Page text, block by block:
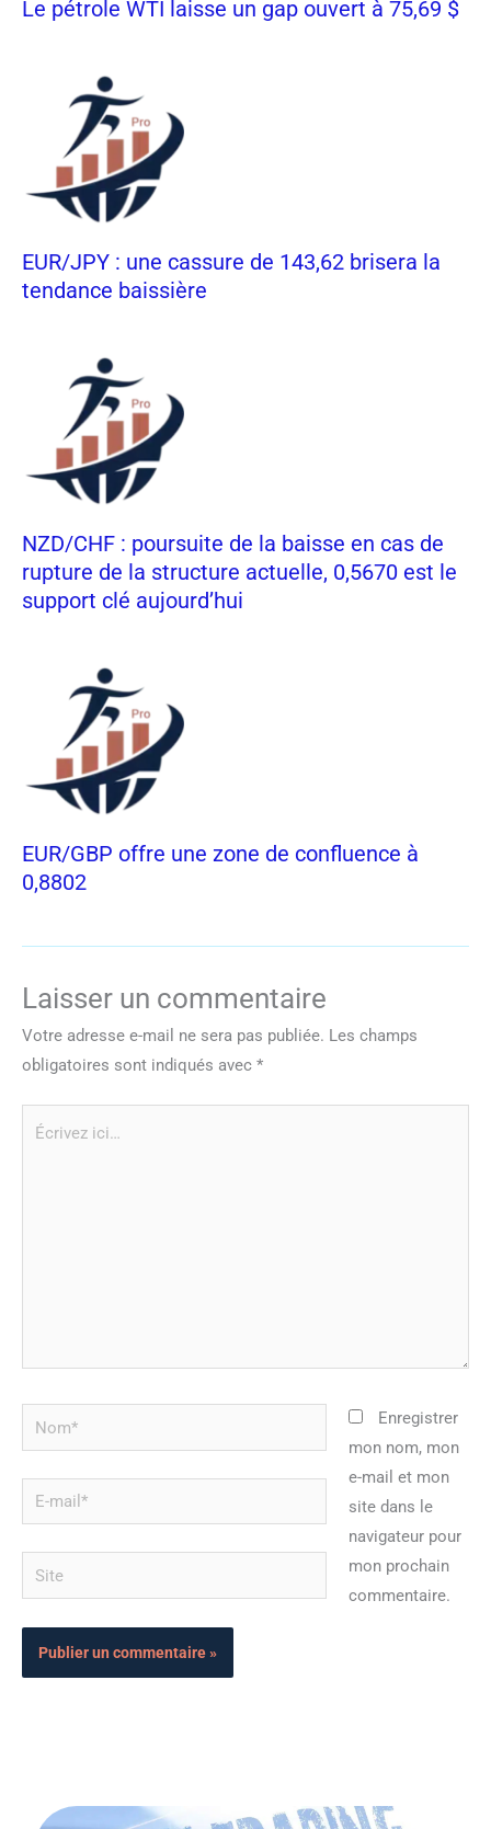
Le pétrole WTI laisse un gap ouvert à 75,69 $
EUR/JPY : une cassure de 143,62 brisera la
tendance baissière
NZD/CHF : poursuite de la baisse en cas de
rupture de la structure actuelle, 0,5670 est le
support clé aujourd’hui
EUR/GBP offre une zone de confluence à
0,8802
Laisser un commentaire
Votre adresse e-mail ne sera pas publiée. Les champs
obligatoires sont indiqués avec *
Nom*
mail*
Site
Enregistrer
mon nom, mon
e-mail et mon
site dans le
navigateur pour
mon prochain
commentaire.